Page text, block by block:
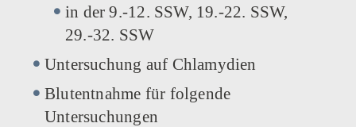
in der 9.-12. SSW, 19.-22. SSW,
29.-32. SSW
Untersuchung auf Chlamydien
Blutentnahme für folgende
Untersuchungen